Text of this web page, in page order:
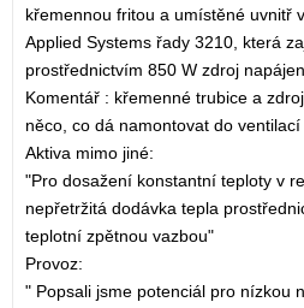
křemennou fritou a umístěné uvnitř
Applied Systems řady 3210, která
prostřednictvím 850 W zdroj
Komentář : křemenné trubice a
něco, co dá namontovat do
Aktiva mimo jiné:
"Pro dosažení konstantní teploty v
nepřetržitá dodávka tepla
teplotní zpětnou vazbou"
Provoz:
" Popsali jsme potenciál pro nízkou